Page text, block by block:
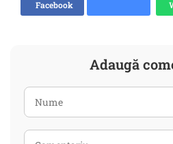
Facebook
Adaugă